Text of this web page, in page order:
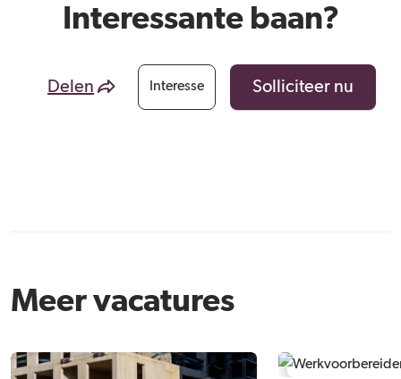
Interessante baan?
Delen Interesse Solliciteer nu
Meer vacatures